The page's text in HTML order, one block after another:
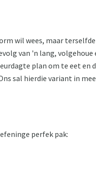
wil wees, maar
van 'n lang, volgehoue
plan om te eet en
sal hierdie variant in
perfek pak: